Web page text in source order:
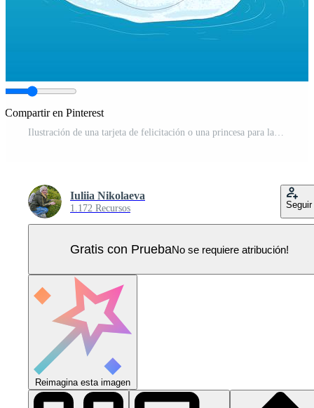
Compartir en Pinterest
Ilustración de una tarjeta de felicitación o una princesa para la habitación de un niño - un lindo zorro en un círculo inflable en forma de cisne, ilustración vectorial en estilo de dibujos animados Vector Pro
Iuliia Nikolaeva
1.172 Recursos Seguir
Gratis con PruebaNo se requiere atribución!
Reimagina esta imagen